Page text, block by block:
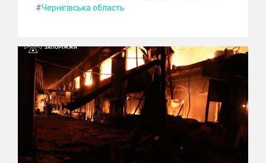
#Чернігівська область